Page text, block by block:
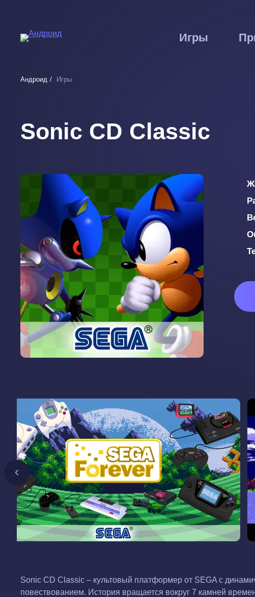
основному
Игры
Андроид Игры
Sonic CD Classic
Sonic CD Classic – культовый платформер от SEGA с
повествованием. История вращается вокруг 7 камней